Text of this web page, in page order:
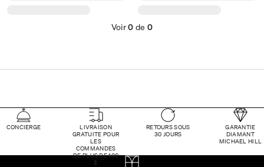
Voir0 de 0
CONCIERGE
LIVRAISON
GRATUITE POUR
LES
COMMANDES
DE PLUS DE 100
$
RETOURS SOUS
30 JOURS
GARANTIE
DIAMANT
MICHAEL HILL